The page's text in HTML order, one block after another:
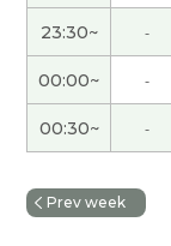
谢谢！我的语
短句子。
谢谢您。我要
谢谢您。我要
23:30~ -
00:00~ -
00:30~ -
Prev week